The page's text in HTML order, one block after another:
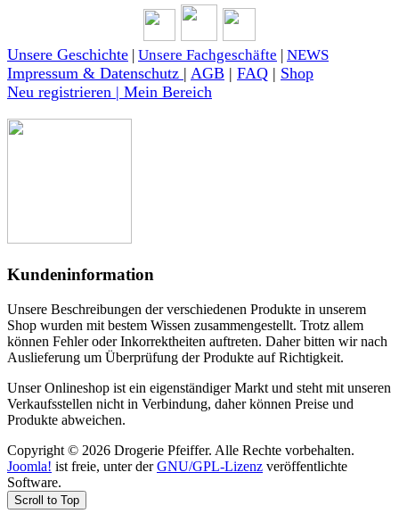
Unsere Geschichte Unsere Fachgeschäfte NEWS
Impressum & Datenschutz | AGB | FAQ | Shop
Neu registrieren | Mein Bereich
Kundeninformation
Unsere Beschreibungen der verschiedenen Produkte in unserem
Shop wurden mit bestem Wissen zusammengestellt. Trotz allem
können Fehler oder Inkorrektheiten auftreten. Daher bitten wir nach
Auslieferung um Überprüfung der Produkte auf Richtigkeit.
Unser Onlineshop ist ein eigenständiger Markt und steht mit unseren
Verkaufsstellen nicht in Verbindung, daher können Preise und
Produkte abweichen.
Copyright © 2026 Drogerie Pfeiffer. Alle Rechte vorbehalten.
Joomla! ist freie, unter derGNU/GPL-Lizenz veröffentlichte
Software.
Scroll to Top